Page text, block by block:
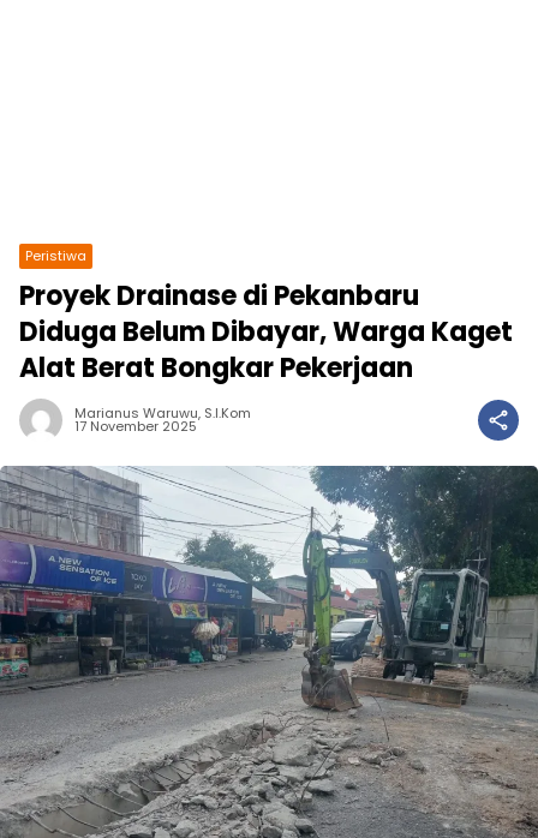
Peristiwa
Proyek Drainase di Pekanbaru
Diduga Belum Dibayar, Warga Kaget
Alat Berat Bongkar Pekerjaan
Marianus Waruwu, S.I.Kom
17 November 2025